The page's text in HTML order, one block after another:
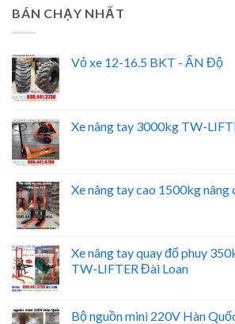
BÁN CHẠY NHẤT
Vỏ xe 12-16.5 BKT - ẤN Độ
Xe nâng tay 3000kg TW-
Xe nâng tay cao 1500kg nâng
Xe nâng tay quay đổ phuy
TW-LIFTER Đài Loan
Bộ nguồn mini 220V Hàn